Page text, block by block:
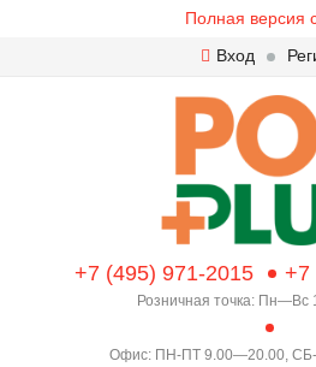
Полная версия
Вход
+7 (495) 971-2015 +7
Розничная точка:
Офис: ПН-ПТ 9.00—20.00,